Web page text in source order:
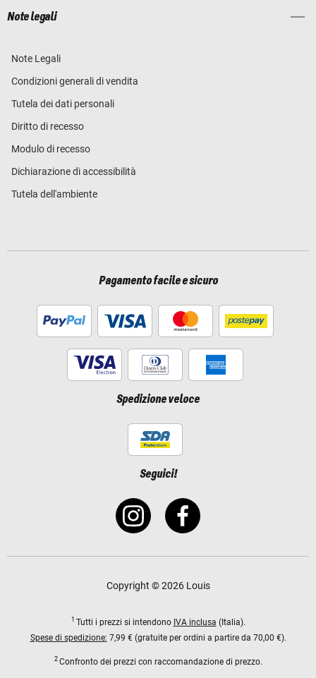
Note legali
Note Legali
Condizioni generali di vendita
Tutela dei dati personali
Diritto di recesso
Modulo di recesso
Dichiarazione di accessibilità
Tutela dell'ambiente
Pagamento facile e sicuro
Spedizione veloce
Seguici!
Copyright © 2026 Louis
1 Tutti i prezzi si intendono IVA inclusa (Italia).
Spese di spedizione: 7,99 € (gratuite per ordini a partire da 70,00 €).
2 Confronto dei prezzi con raccomandazione di prezzo.